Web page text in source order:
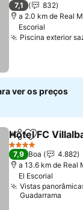
7,1
832
a 2.0 km de Real
Escorial
Piscina exterior
ver os preços
PartilharAdicionar
Hotel FC
4 Estrelas
7,9 Boa
4.882
a 13.6 km de Real
El Escorial
Vistas
Guadarrama